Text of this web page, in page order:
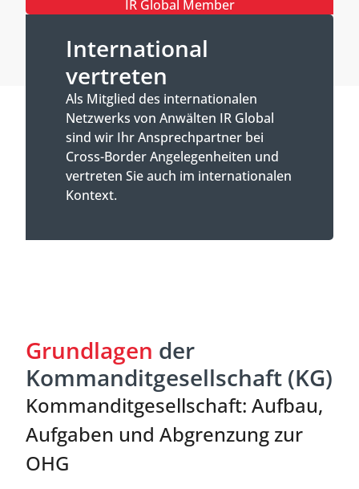
IR Global Member
International
vertreten
Als Mitglied des internationalen
Netzwerks von Anwälten IR Global
sind wir Ihr Ansprechpartner bei
Cross-Border Angelegenheiten und
vertreten Sie auch im internationalen
Kontext.
Grundlagen der
Kommanditgesellschaft (KG)
Kommanditgesellschaft: Aufbau,
Aufgaben und Abgrenzung zur
OHG